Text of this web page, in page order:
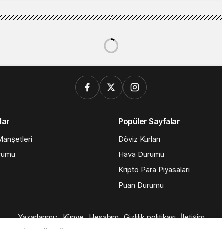
Popüler Sayfalar
Döviz Kurları
Hava Durumu
Kripto Para Piyasaları
Puan Durumu
Yazarlarımız Künye Hesabım Gizlilik politikası İletişim
© Telif Hakkı 2026, Tüm Hakları Saklıdır